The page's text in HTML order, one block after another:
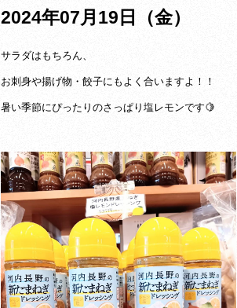
2024年07月19日（金）
サラダはもちろん、
お刺身や揚げ物・餃子にもよく合いますよ！！
暑い季節にぴったりのさっぱり塩レモンです🍋